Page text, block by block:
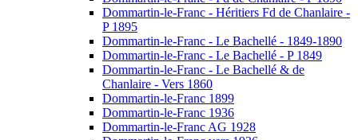
Dommartin-le-Franc - Héritiers Fd de Chanlaire -
P 1895
Dommartin-le-Franc - Le Bachellé - 1849-1890
Dommartin-le-Franc - Le Bachellé - P 1849
Dommartin-le-Franc - Le Bachellé & de
Chanlaire - Vers 1860
Dommartin-le-Franc 1899
Dommartin-le-Franc 1936
Dommartin-le-Franc AG 1928